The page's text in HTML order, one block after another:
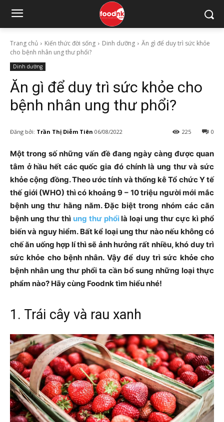
Trang chủ Kiến thức đời sống Dinh dưỡng
Ăn gì để duy trì sức khỏe
cho bệnh nhân ung thư phổi?
Dinh dưỡng
Ăn gì để duy trì sức khỏe cho
bệnh nhân ung thư phổi?
Đăng bởi: Trần Thị Diễm Tiên 06/08/2022 0
225
Một trong số những vấn đề đang ngày càng được quan
tâm ở hầu hết các quốc gia đó chính là ung thư và sức
khỏe cộng đồng. Theo ước tính và thống kê Tổ chức Y tế
thế giới (WHO) thì có khoảng 9 – 10 triệu người mới mắc
bệnh ung thư hằng năm. Đặc biệt trong nhóm các căn
bệnh ung thư thì ung thư phổilà loại ung thư cực kì phổ
biến và nguy hiểm. Bất kể loại ung thư nào nếu không có
chế ăn uống hợp lí thì sẽ ảnh hưởng rất nhiều, khó duy trì
sức khỏe cho bệnh nhân. Vậy để duy trì sức khỏe cho
bệnh nhân ung thư phổi ta cần bổ sung những loại thực
phẩm nào? Hãy cùng Foodnk tìm hiểu nhé!
1. Trái cây và rau xanh